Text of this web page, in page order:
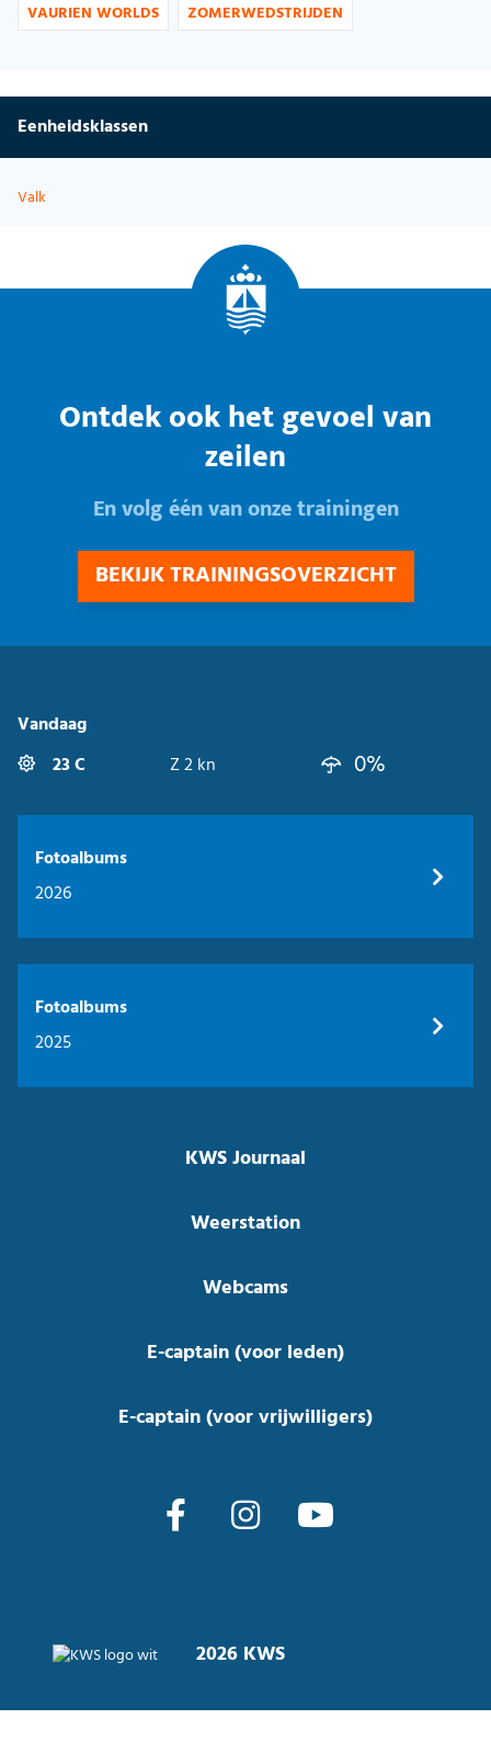
VAURIEN WORLDS
ZOMERWEDSTRIJDEN
Eenheidsklassen
Valk
Ontdek ook het gevoel van
zeilen
En volg één van onze trainingen
BEKIJK TRAININGSOVERZICHT
Vandaag
23 C
Z 2 kn 0%
Fotoalbums
2026
Fotoalbums
2025
KWS Journaal
Weerstation
Webcams
E-captain (voor leden)
E-captain (voor vrijwilligers)
2026 KWS